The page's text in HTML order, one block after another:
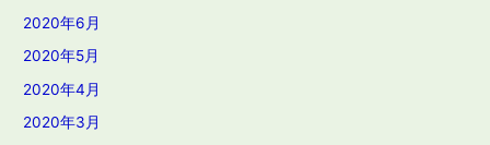
2020年6月
2020年5月
2020年4月
2020年3月